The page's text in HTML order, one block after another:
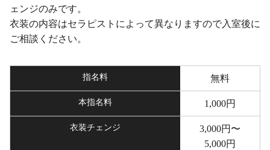
ェンジのみです。
衣装の内容はセラピストによって異なりますので入室後に
ご相談ください。
指名料 無料
本指名料 1,000円
衣装チェンジ
3,000円〜
5,000円